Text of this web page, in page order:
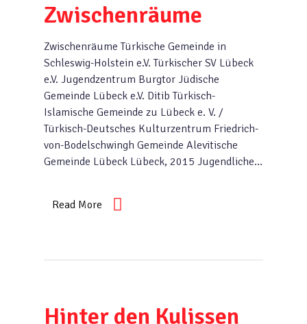
Zwischenräume
Zwischenräume Türkische Gemeinde in
Schleswig-Holstein e.V. Türkischer SV Lübeck
e.V. Jugendzentrum Burgtor Jüdische
Gemeinde Lübeck e.V. Ditib Türkisch-
Islamische Gemeinde zu Lübeck e. V. /
Türkisch-Deutsches Kulturzentrum Friedrich-
von-Bodelschwingh Gemeinde Alevitische
Gemeinde Lübeck Lübeck, 2015 Jugendliche…
Read More
Hinter den Kulissen